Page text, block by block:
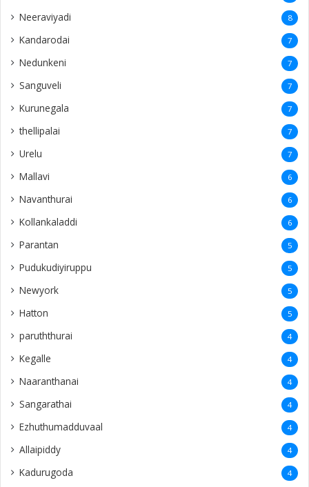
Neeraviyadi
8
Kandarodai 7
Nedunkeni 7
Sanguveli 7
Kurunegala 7
thellipalai 7
Urelu 7
Mallavi 6
Navanthurai 6
Kollankaladdi 6
Parantan 5
Pudukudiyiruppu 5
Newyork 5
Hatton 5
paruththurai 4
Kegalle 4
Naaranthanai 4
Sangarathai 4
Ezhuthumadduvaal 4
Allaipiddy 4
Kadurugoda 4